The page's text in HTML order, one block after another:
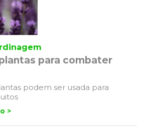
para combater
podem ser usada para
>